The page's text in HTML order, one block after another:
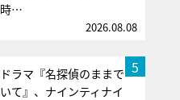
時…
2026.08.08
5
ドラマ『名探偵のままで
いて』、ナインティナイ